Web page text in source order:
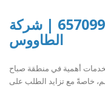
نقل عفش صباح السالم 65709988 | شركة
الطاووس
أهمية في منطقة صباح